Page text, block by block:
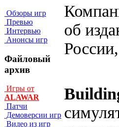
Обзоры игр
Превью
Интервью
Анонсы игр
Файловый
архив
Игры от
ALAWAR
Патчи
Демоверсии игр
Видео из игр
об